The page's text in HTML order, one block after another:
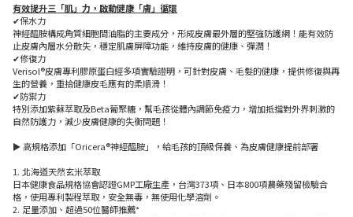
有效提升三「肌」力，啟動健康「膚」循環
✔保水力
神經醯胺構成角質細胞間油脂的主要成分，形成皮膚最外層的堅強防護網！能有效防
止皮膚內層水分散失，穩定肌膚屏障功能，維持皮膚的健康、彈潤！
✔修復力
Verisol®皮膚專利膠原蛋白經多項實驗證明，可針對皮膚、毛髮的健康，提供修復與再
生的營養，重拾健康皮毛應有的柔順滑！
✔防禦力
特別添加紫蘇萃取及Beta葡聚糖，幫毛孩從體內調節免疫力，增加抵擋對外界刺激的
自然防護力，減少皮膚健康的失衡問題！
► 高規格添加「Oricera®神經醯胺」，給毛孩的頂級保養、為皮膚健康提前部署
1. 北海道天然玄米萃取
日本健康食品規格協會認證GMP工廠生產，台灣373項、日本800項農藥殘留檢驗合
格，使用專利製程萃取，安全無毒，無使用化學溶劑。
2. 足量添加、超過50位醫師推薦*